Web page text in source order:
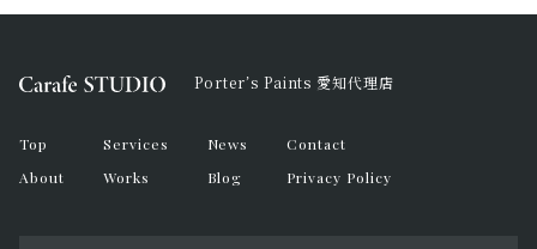
Porter’s Paints 愛知代理店
Top
About
Services
Works
News
Blog
Contact
Privacy Policy